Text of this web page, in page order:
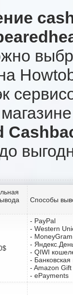
Способы
- PayPal
- Western
- MoneyGram
-
- QIWI
-
- Amazon
- ePayments